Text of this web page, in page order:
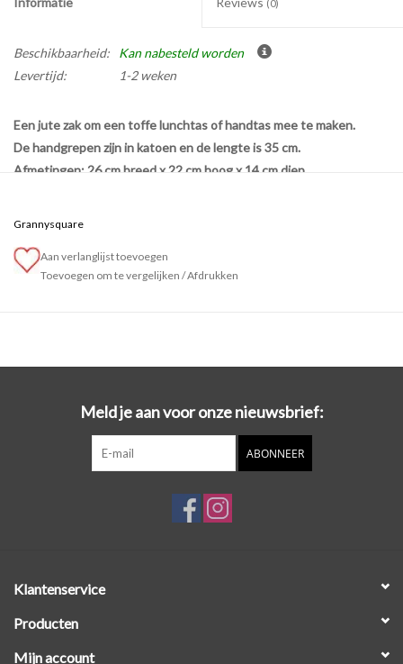
(0)
Beschikbaarheid:
Kan nabesteld worden
Levertijd:
1-2 weken
Een jute zak om een toffe lunchtas of handtas mee te maken.
De handgrepen zijn in katoen en de lengte is 35 cm.
Afmetingen: 26 cm breed x 22 cm hoog x 14 cm diep
Grannysquare
Aan verlanglijst toevoegen
Toevoegen om te vergelijken /Afdrukken
Meld je aan voor onze nieuwsbrief:
ABONNEER
Klantenservice
Producten
Mijn account